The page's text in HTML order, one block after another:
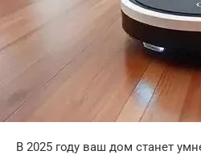
В 2025 году ваш дом станет